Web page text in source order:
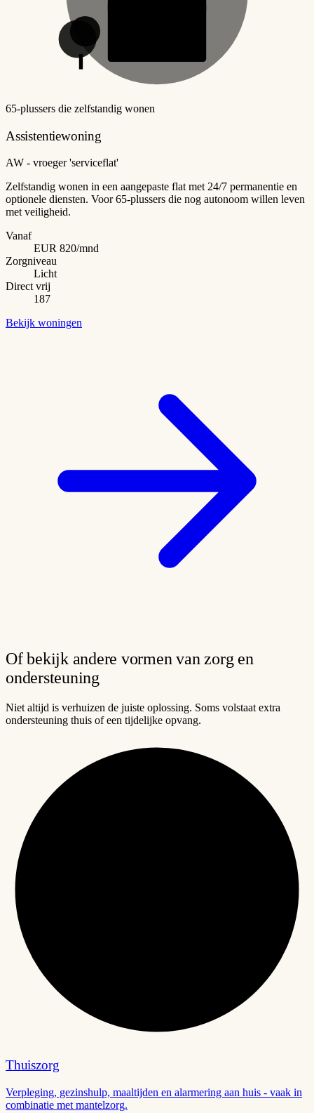
65-plussers die zelfstandig wonen
Assistentiewoning
AW - vroeger 'serviceflat'
Zelfstandig wonen in een aangepaste flat met 24/7 permanentie en
optionele diensten. Voor 65-plussers die nog autonoom willen leven
met veiligheid.
Vanaf
EUR 820/mnd
Zorgniveau
Licht
Direct vrij
187
Bekijk woningen
Of bekijk andere vormen van zorg en
ondersteuning
Niet altijd is verhuizen de juiste oplossing. Soms volstaat extra
ondersteuning thuis of een tijdelijke opvang.
Thuiszorg
Verpleging, gezinshulp, maaltijden en alarmering aan huis - vaak in
combinatie met mantelzorg.